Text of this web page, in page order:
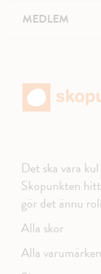
MEDLEM
Det ska vara
Skopunkten
gör det ännu
Alla skor
Alla varumärken